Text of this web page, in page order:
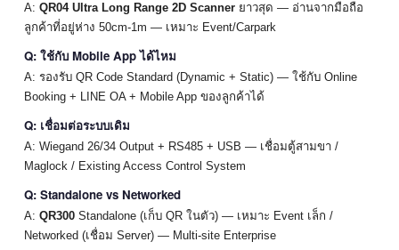
A: QR04 Ultra Long Range 2D Scanner ยาวสุด — อ่านจากมือถือ
ลูกค้าที่อยู่ห่าง 50cm-1m — เหมาะ Event/Carpark
Q: ใช้กับ Mobile App ได้ไหม
A: รองรับ QR Code Standard (Dynamic + Static) — ใช้กับ Online
Booking + LINE OA + Mobile App ของลูกค้าได้
Q: เชื่อมต่อระบบเดิม
A: Wiegand 26/34 Output + RS485 + USB — เชื่อมตู้สามขา /
Maglock / Existing Access Control System
Q: Standalone vs Networked
A: QR300 Standalone (เก็บ QR ในตัว) — เหมาะ Event เล็ก /
Networked (เชื่อม Server) — Multi-site Enterprise